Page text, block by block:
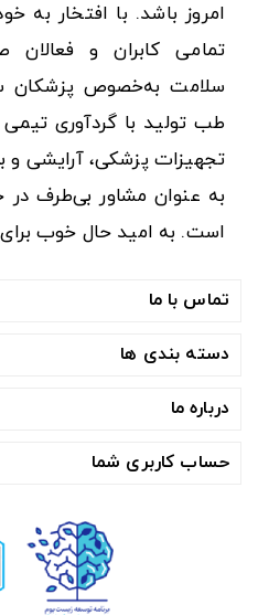
امروز باشد. با افتخار به
تمامی کابران و
سلامت به‌خصوص پزشکان
طب تولید با گردآوری
تجهیزات پزشکی، آرایشی
به عنوان مشاور بی‌طرف در
است. به امید حال خوب
تماس با ما
دسته بندی ها
درباره ما
حساب کاربری شما